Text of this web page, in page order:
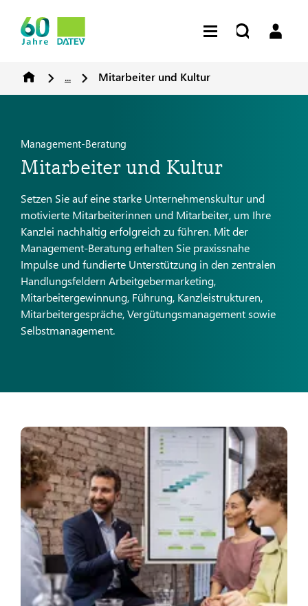
... Mitarbeiter und Kultur
Management-Beratung
Mitarbeiter und Kultur
Setzen Sie auf eine starke Unternehmenskultur und
motivierte Mitarbeiterinnen und Mitarbeiter, um Ihre
Kanzlei nachhaltig erfolgreich zu führen. Mit der
Management-Beratung erhalten Sie praxissnahe
Impulse und fundierte Unterstützung in den zentralen
Handlungsfeldern Arbeitgebermarketing,
Mitarbeitergewinnung, Führung, Kanzleistrukturen,
Mitarbeitergespräche, Vergütungsmanagement sowie
Selbstmanagement.